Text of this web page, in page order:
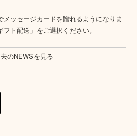
ッセージカードを贈れるようになりま
ト配送」をご選択ください。
のNEWSを見る